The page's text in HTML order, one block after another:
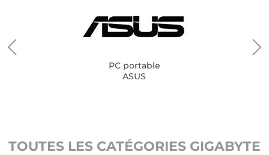
PC portable
ASUS
TOUTES LES CATÉGORIES GIGABYTE